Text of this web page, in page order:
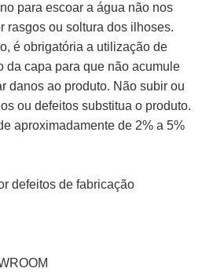
para escoar a água não nos
rasgos ou soltura dos ilhoses.
é obrigatória a utilização de
da capa para que não acumule
danos ao produto. Não subir ou
ou defeitos substitua o produto.
aproximadamente de 2% a 5%
defeitos de fabricação